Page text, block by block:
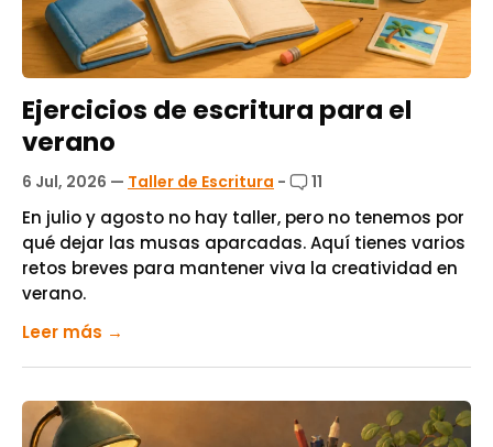
Ejercicios de escritura para el
verano
6 Jul, 2026 — Taller de Escritura - 11
En julio y agosto no hay taller, pero no tenemos por
qué dejar las musas aparcadas. Aquí tienes varios
retos breves para mantener viva la creatividad en
verano.
Leer más →